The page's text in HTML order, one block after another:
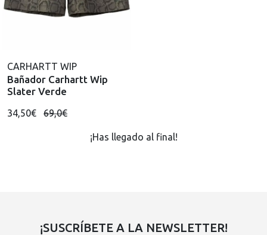
CARHARTT WIP
Bañador Carhartt Wip
Slater Verde
34,50€ 69,0€
¡Has llegado al final!
¡SUSCRÍBETE A LA NEWSLETTER!